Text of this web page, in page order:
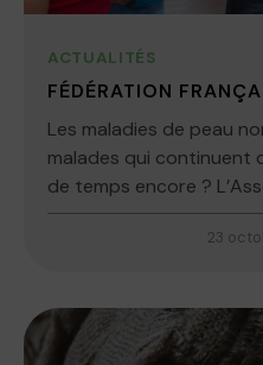
ACTUALITÉS
FÉDÉRATION
Les maladies de peau
malades qui continuent
de temps encore ?
23